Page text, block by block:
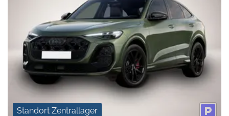
Standort Zentrallager